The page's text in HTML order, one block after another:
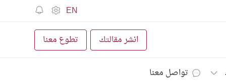
EN
انشر مقالتك تطوع معنا
تواصل معنا